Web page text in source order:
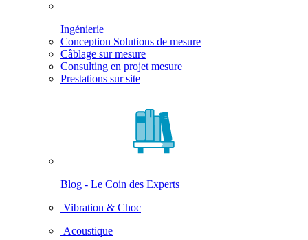
Ingénierie
Conception Solutions de mesure
Câblage sur mesure
Consulting en projet mesure
Prestations sur site
Blog - Le Coin des Experts
Vibration & Choc
Acoustique